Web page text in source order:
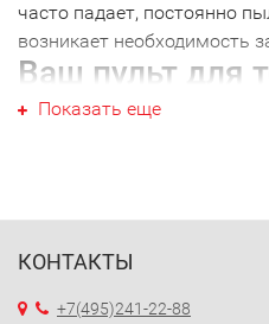
часто падает, постоянно
возникает необходимость
Ваш пульт для
Ваш пульт для телевизора
том, что почти каждый
просто красивое
Показать еще
КОНТАКТЫ
+7(495)241-22-88